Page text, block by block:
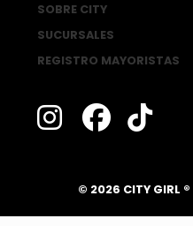
SOBRE CITY
SUCURSALES
REGISTRO MAYORISTAS
© 2026 CITY GIRL ®